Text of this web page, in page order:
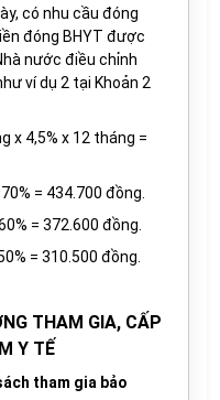
có nhu cầu đóng
đóng BHYT được
nước điều chỉnh
ví dụ 2 tại Khoản 2
x 4,5% x 12 tháng =
= 434.700 đồng.
= 372.600 đồng.
= 310.500 đồng.
THAM GIA, CẤP
Y TẾ
tham gia bảo